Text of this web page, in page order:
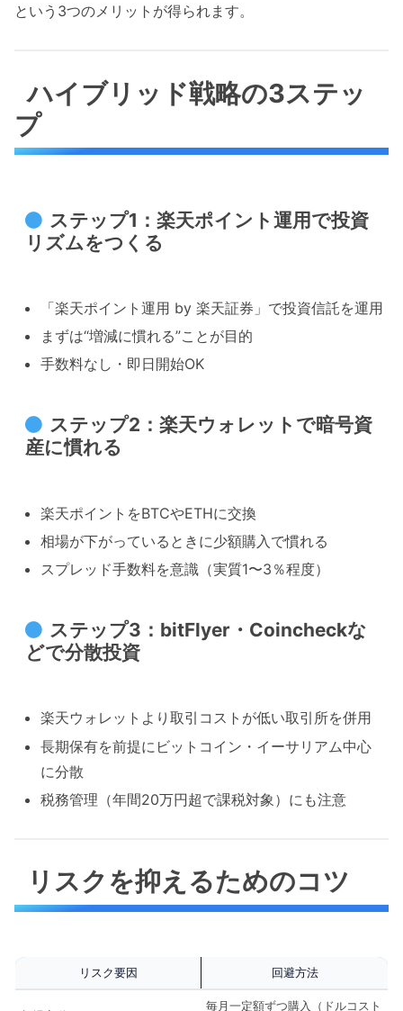
という3つのメリットが得られます。
ハイブリッド戦略の3ステッ
プ
ステップ1：楽天ポイント運用で投資
リズムをつくる
「楽天ポイント運用 by 楽天証券」で投資信託を運用
まずは“増減に慣れる”ことが目的
手数料なし・即日開始OK
ステップ2：楽天ウォレットで暗号資
産に慣れる
楽天ポイントをBTCやETHに交換
相場が下がっているときに少額購入で慣れる
スプレッド手数料を意識（実質1〜3％程度）
ステップ3：bitFlyer・Coincheckな
どで分散投資
楽天ウォレットより取引コストが低い取引所を併用
長期保有を前提にビットコイン・イーサリアム中心
に分散
税務管理（年間20万円超で課税対象）にも注意
リスクを抑えるためのコツ
リスク要因 回避方法
毎月一定額ずつ購入（ドルコスト